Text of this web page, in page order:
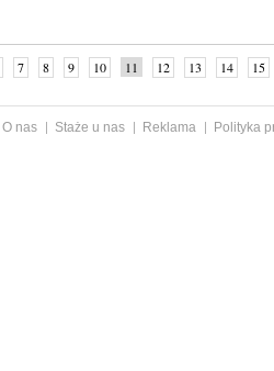
7 8 9 10 11 12 13 14 15
O nas Staże u nas Reklama
Polityka